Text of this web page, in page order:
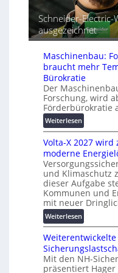
m
a
t
i
s
i
e
r
u
n
g
s
l
ö
s
u
n
g
e
n
e
i
h
e
G
e
r
t
e
s
c
h
u
t
u
n
d
d
i
g
i
t
a
l
e
T
Schneider-Electric-
ausgezeichnet
Maschinenbau:
braucht mehr
Bürokratie
Der
Forschung, wird
Förderbürokratie
Weiterlesen:
M
a
s
c
h
i
n
e
n
b
a
u
:
Volta-X 2027
moderne
und Klimaschutz
dieser Aufgabe
Kommunen und
mit neuer
Weiterlesen:
V
o
l
t
a
Weiterentwickelte
Mit den NH-
präsentiert